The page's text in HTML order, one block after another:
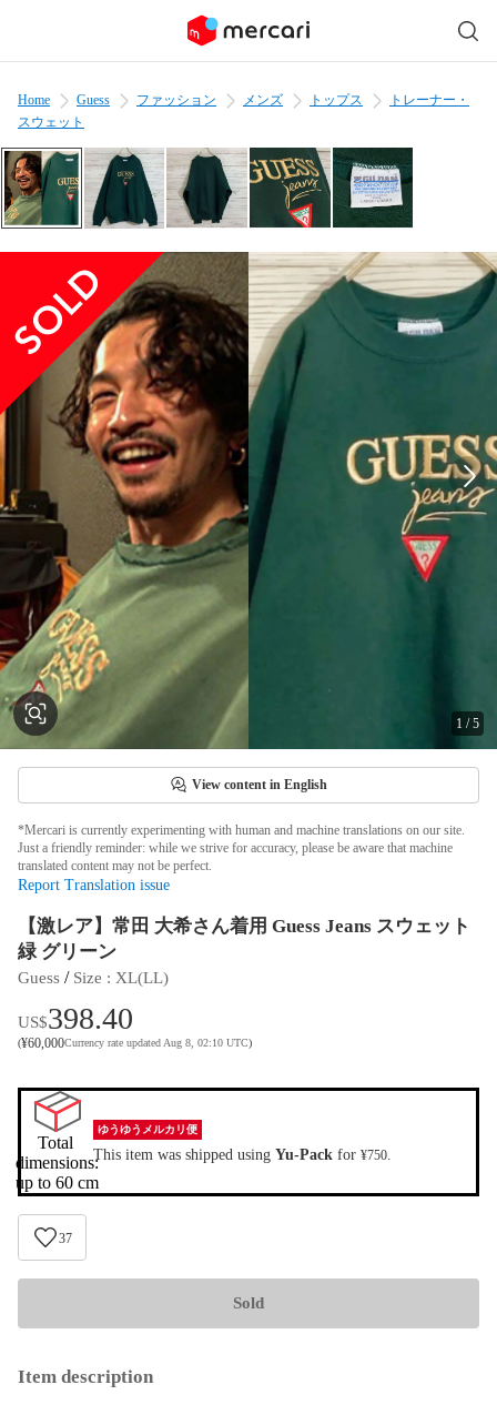
Home Guess ファッション メンズ トップス
トレーナー・
スウェット
1 /5
View content in English
*Mercari is currently experimenting with human and machine translations on our site.
Just a friendly reminder: while we strive for accuracy, please be aware that machine
translated content may not be perfect.
Report Translation issue
【激レア】常田 大希さん着用 Guess Jeans スウェット
緑 グリーン
Guess / Size : XL(LL)
US$398.40
(¥60,000Currency rate updated Aug 8, 02:10 UTC)
Total
dimensions:
up to 60 cm
ゆうゆうメルカリ便
This item was shipped using Yu-Pack for ¥750.
37
Sold
Item description